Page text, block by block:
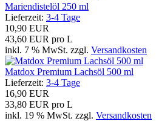
Mariendistelöl 250 ml
Lieferzeit: 3-4 Tage
10,90 EUR
43,60 EUR pro L
inkl. 7 % MwSt. zzgl. Versandkosten
Matdox Premium Lachsöl 500 ml
Lieferzeit: 3-4 Tage
16,90 EUR
33,80 EUR pro L
inkl. 19 % MwSt. zzgl. Versandkosten